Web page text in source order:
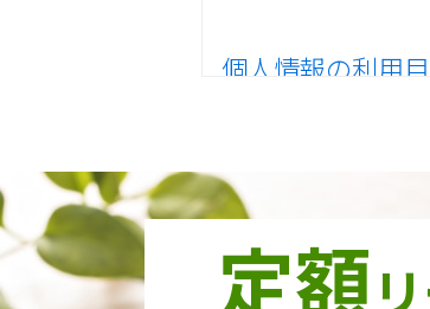
個人情報の利用
お取引先様から委
当グループの業務に
ダイレクトメール等
定額